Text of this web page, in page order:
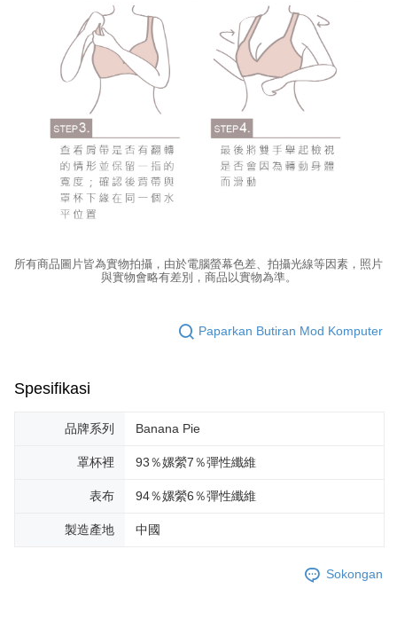
所有商品圖片皆為實物拍攝，由於電腦螢幕色差、拍攝光線等因素，照片
與實物會略有差別，商品以實物為準。
Paparkan Butiran Mod Komputer
Spesifikasi
品牌系列 Banana Pie
罩杯裡 93％嫘縈7％彈性纖維
表布 94％嫘縈6％彈性纖維
製造產地 中國
Sokongan